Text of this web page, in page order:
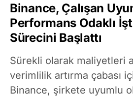
Binance, Çalışan
Performans Odaklı
Sürecini Başlattı
Sürekli olarak maliyetleri
verimlilik artırma çabası
Binance, şirkete uyumlu